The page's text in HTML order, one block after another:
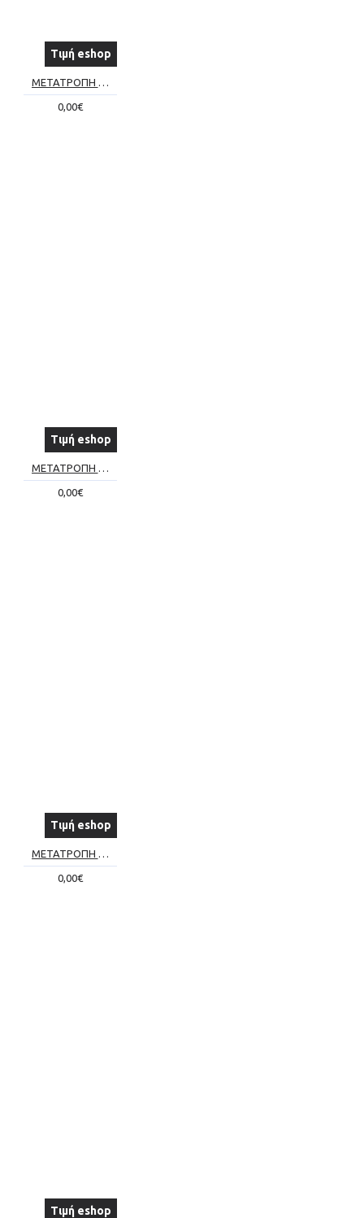
Τιμή eshop
0,00€
Τιμή eshop
0,00€
Τιμή eshop
0,00€
Τιμή eshop